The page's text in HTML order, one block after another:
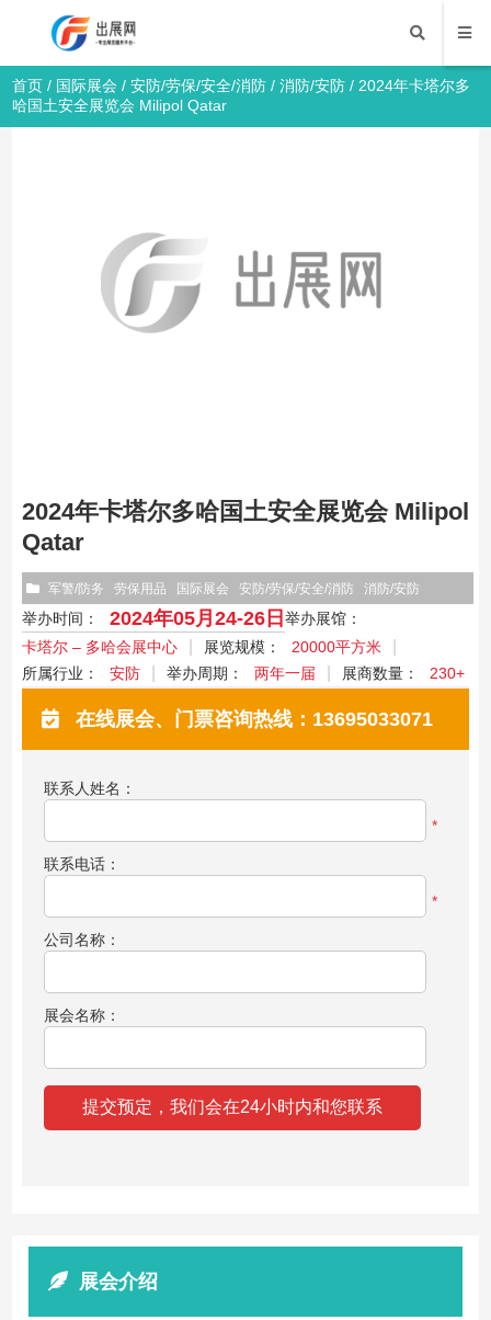
首页 / 国际展会 /安防/劳保/安全/消防 /消防/安防 / 2024年卡塔尔多
哈国土安全展览会 Milipol Qatar
2024年卡塔尔多哈国土安全展览会 Milipol
Qatar
军警/防务 劳保用品 国际展会 安防/劳保/安全/消防 消防/安防
举办时间： 2024年05月24-26日 举办展馆：
卡塔尔 – 多哈会展中心
展览规模：
20000平方米
所属行业：
安防 举办周期： 两年一届 展商数量： 230+
在线展会、门票咨询热线：13695033071
联系人姓名：
*
联系电话：
*
公司名称：
展会名称：
展会介绍